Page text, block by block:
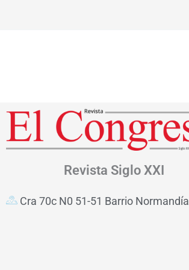
Revista Siglo XXI
Cra 70c N0 51-51 Barrio Normandía